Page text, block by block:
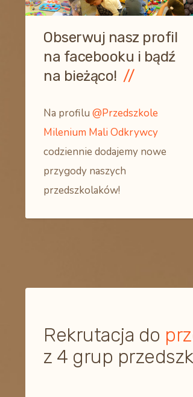
Obserwuj nasz profil
na facebooku i bądź
na bieżąco!
Na profilu @Przedszkole
Milenium Mali Odkrywcy
codziennie dodajemy nowe
przygody naszych
przedszkolaków!
Rekrutacja do
z 4 grup